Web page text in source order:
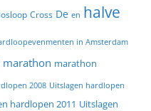
Cross De en halve
in Amsterdam
marathon marathon
2008 Uitslagen hardlopen
hardlopen 2011 Uitslagen